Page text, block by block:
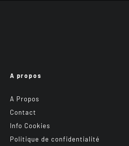
A propos
A Propos
Contact
Info Cookies
Politique de confidentialité